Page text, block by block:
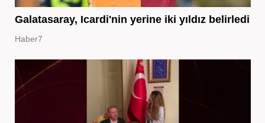
Galatasaray, Icardi'nin yerine iki yıldız belirledi
Haber7